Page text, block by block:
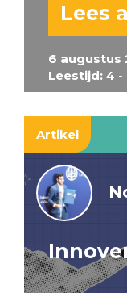
6 augustus
Leestijd: 4 -
Lees
Artikel